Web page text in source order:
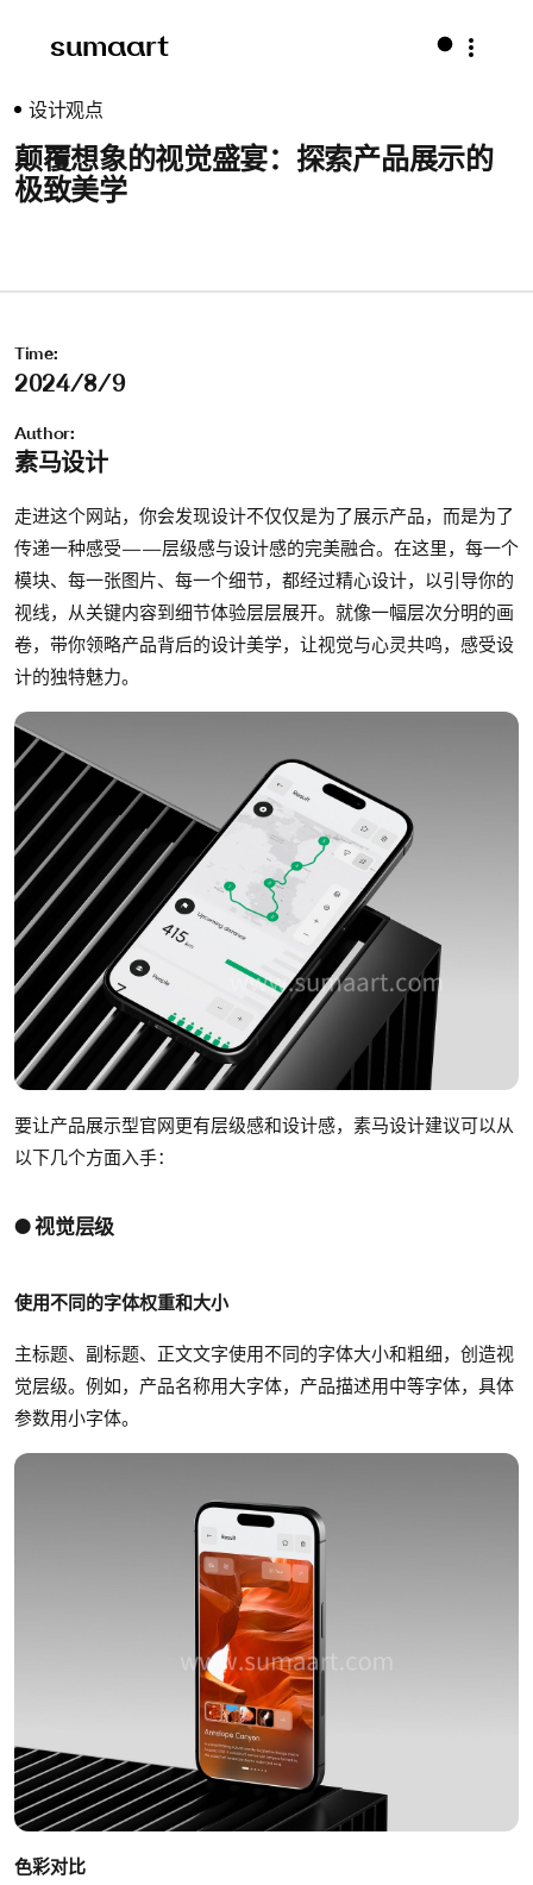
sumaart
设计观点
颠覆想象的视觉盛宴：探索产品展示的
极致美学
Time:
2024/8/9
Author:
素马设计
走进这个网站，你会发现设计不仅仅是为了展示产品，而是为了
传递一种感受——层级感与设计感的完美融合。在这里，每一个
模块、每一张图片、每一个细节，都经过精心设计，以引导你的
视线，从关键内容到细节体验层层展开。就像一幅层次分明的画
卷，带你领略产品背后的设计美学，让视觉与心灵共鸣，感受设
计的独特魅力。
要让产品展示型官网更有层级感和设计感，素马设计建议可以从
以下几个方面入手：
● 视觉层级
使用不同的字体权重和大小
主标题、副标题、正文文字使用不同的字体大小和粗细，创造视
觉层级。例如，产品名称用大字体，产品描述用中等字体，具体
参数用小字体。
色彩对比